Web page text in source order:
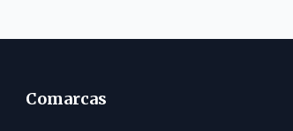
Comarcas